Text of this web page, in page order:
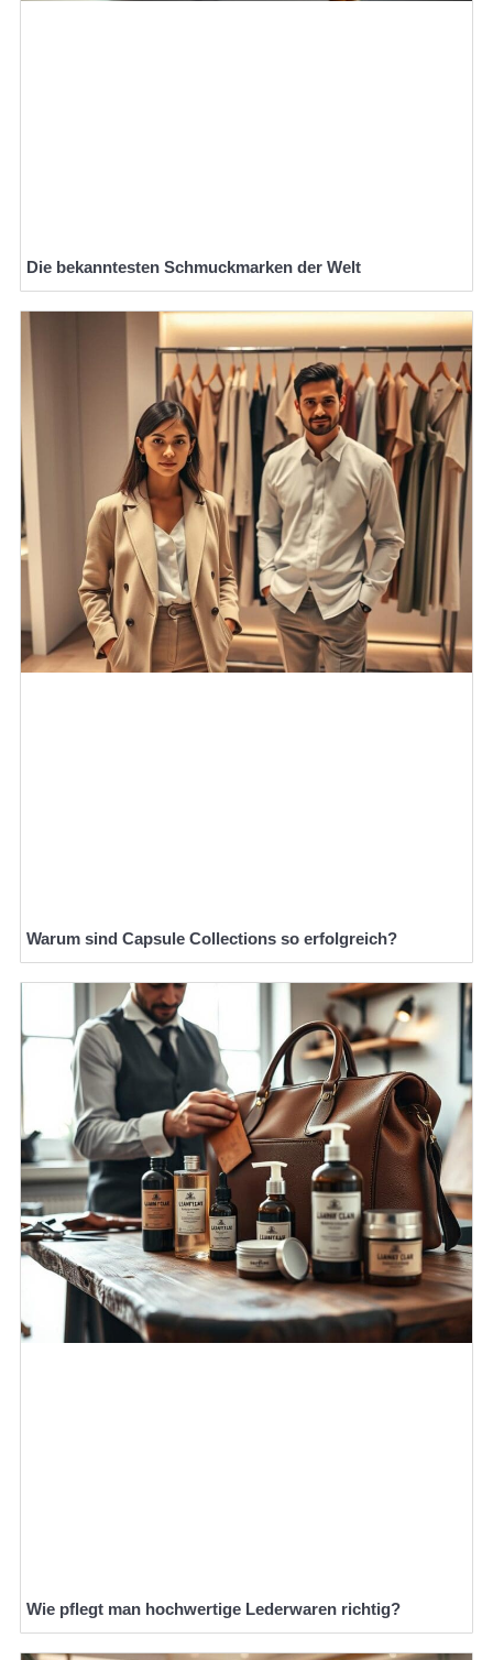
Die bekanntesten Schmuckmarken der Welt
Warum sind Capsule Collections so erfolgreich?
Wie pflegt man hochwertige Lederwaren richtig?